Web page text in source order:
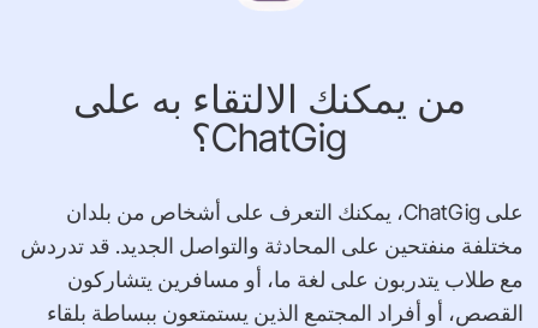
من يمكنك الالتقاء به على
ChatGig؟
على ChatGig، يمكنك التعرف على أشخاص من بلدان
مختلفة منفتحين على المحادثة والتواصل الجديد. قد تدردش
مع طلاب يتدربون على لغة ما، أو مسافرين يتشاركون
القصص، أو أفراد المجتمع الذين يستمتعون ببساطة بلقاء